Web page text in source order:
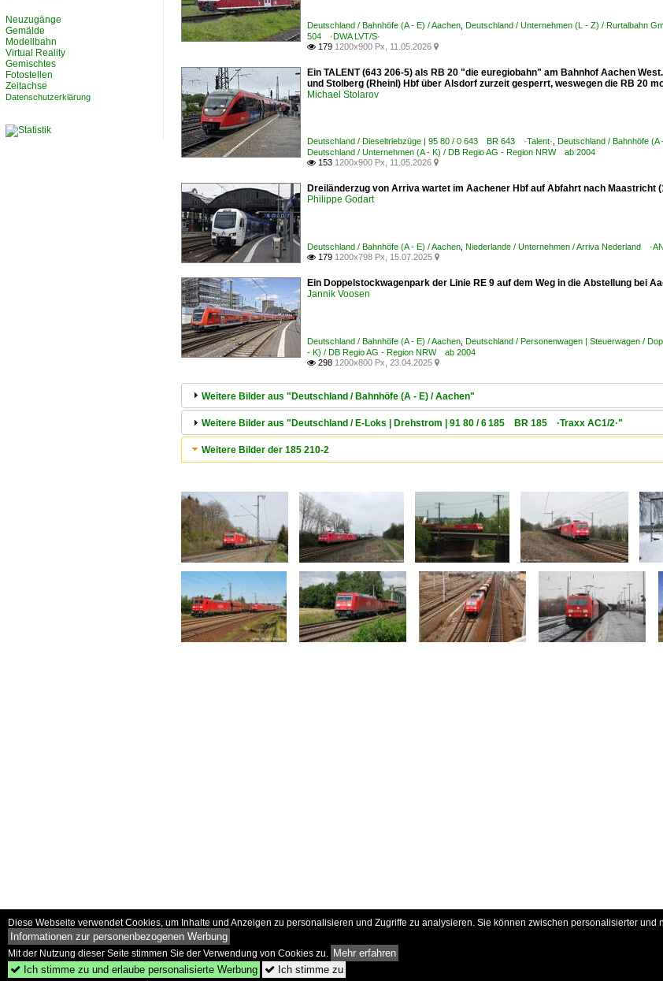
Deutschland / Bahnhöfe (A - E) / Aachen Deutschland / Unternehmen (L - Z) / Rurtalbahn
504 ·DWA LVT/S·
 179 1200x900 Px, 11.05.2026 
Ein TALENT (643 206-5) als RB 20 "die euregiobahn" am Bahnhof Aachen
und Stolberg (Rheinl) Hbf über Alsdorf zurzeit gesperrt, weswegen die RB 20
Michael Stolarov
Deutschland / Dieseltriebzüge | 95 80 / 0 643 BR 643 ·Talent· Deutschland / Bahnhöfe (A
Deutschland / Unternehmen (A - K) / DB Regio AG - Region NRW ab 2004
 153 1200x900 Px, 11.05.2026 
Dreiländerzug von Arriva wartet im Aachener Hbf auf Abfahrt nach Maastricht
Philippe Godart
Deutschland / Bahnhöfe (A - E) / Aachen Niederlande / Unternehmen / Arriva Nederland
 179 1200x798 Px, 15.07.2025 
Ein Doppelstockwagenpark der Linie RE 9 auf dem Weg in die Abstellung bei
Jannik Voosen
Deutschland / Bahnhöfe (A - E) / Aachen Deutschland / Personenwagen | Steuerwagen /
- K) / DB Regio AG - Region NRW ab 2004
 298 1200x800 Px, 23.04.2025 
Weitere Bilder aus "Deutschland / Bahnhöfe (A - E) / Aachen"
Weitere Bilder aus "Deutschland / E-Loks | Drehstrom | 91 80 / 6 185 BR 185 ·Traxx AC1/2·"
Weitere Bilder der 185 210-2
Neuzugänge
Gemälde
Modellbahn
Virtual Reality
Gemischtes
Fotostellen
Zeitachse
Datenschutzerklärung
Diese Webseite verwendet Cookies, um Inhalte und Anzeigen zu personalisieren und Zugriffe zu analysieren. Sie können zwischen personalisierter
Informationen zur personenbezogenen Werbung
Mit der Nutzung dieser Seite stimmen Sie der Verwendung von Cookies zu. Mehr erfahren
 Ich stimme zu und erlaube personalisierte Werbung  Ich stimme zu